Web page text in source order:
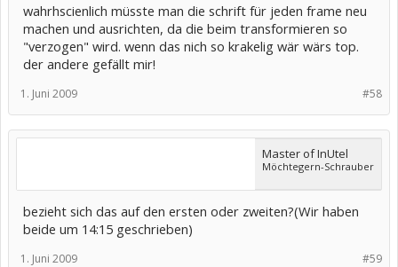
wahrhscienlich müsste man die schrift für jeden frame neu
machen und ausrichten, da die beim transformieren so
"verzogen" wird. wenn das nich so krakelig wär wärs top.
der andere gefällt mir!
#58
1. Juni 2009
Master of InUtel
Möchtegern-Schrauber
bezieht sich das auf den ersten oder zweiten?(Wir haben
beide um 14:15 geschrieben)
#59
1. Juni 2009